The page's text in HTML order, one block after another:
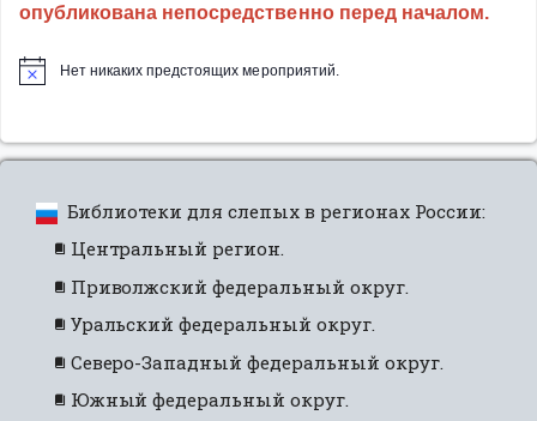
опубликована непосредственно перед началом.
Нет никаких предстоящих мероприятий.
Библиотеки для слепых в регионах России:
Центральный регион.
Приволжский федеральный округ.
Уральский федеральный округ.
Северо-Западный федеральный округ.
Южный федеральный округ.